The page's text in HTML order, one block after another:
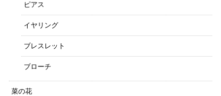
ピアス
イヤリング
ブレスレット
ブローチ
菜の花